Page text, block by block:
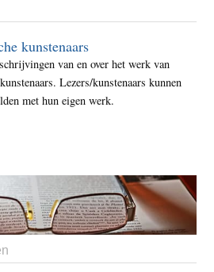
kunstenaars
van en over het werk van
Lezers/kunstenaars kunnen
met hun eigen werk.